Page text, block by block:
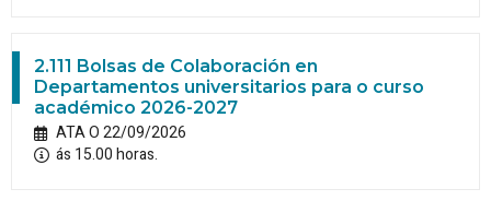
2.111 Bolsas de Colaboración en
Departamentos universitarios para o curso
académico 2026-2027
ATA O 22/09/2026
ás 15.00 horas.